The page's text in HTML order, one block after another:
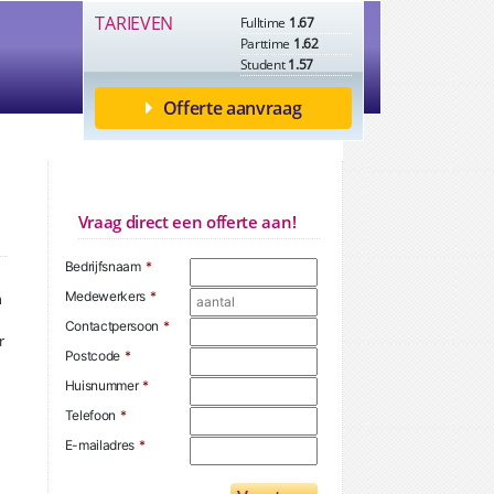
TARIEVEN Fulltime 1.67
Parttime 1.62
Student1.57
Offerte aanvraag
Vraag direct een offerte aan!
Bedrijfsnaam *
Medewerkers *
Contactpersoon *
Postcode *
Huisnummer *
Telefoon *
E-mailadres *